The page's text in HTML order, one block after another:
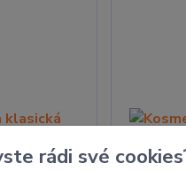
rádi své